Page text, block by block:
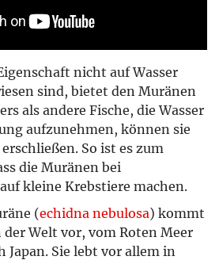
nicht auf Wasser
sind, bietet den Muränen
als andere Fische, die Wasser
aufzunehmen, können sie
So ist es zum
die Muränen bei
kleine Krebstiere machen.
(echidna nebulosa) kommt
der Welt vor, vom Roten Meer
Japan. Sie lebt vor allem in